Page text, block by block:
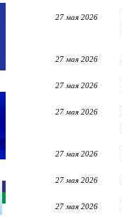
27 мая 2026
27 мая 2026
27 мая 2026
27 мая 2026
27 мая 2026
27 мая 2026
27 мая 2026